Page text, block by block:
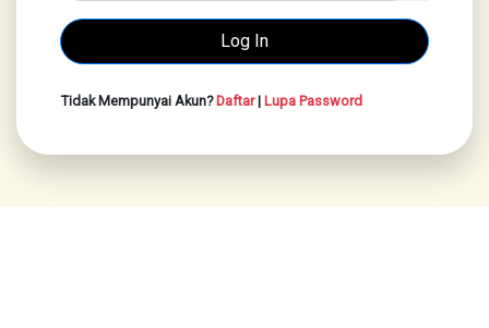
Tidak Mempunyai Akun?Daftar| Lupa Password